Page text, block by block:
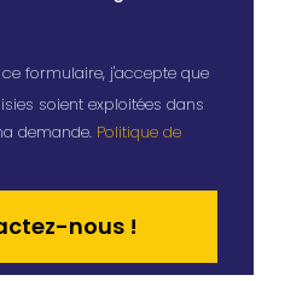
formulaire, j'accepte que
soient exploitées dans
demande. Politique de